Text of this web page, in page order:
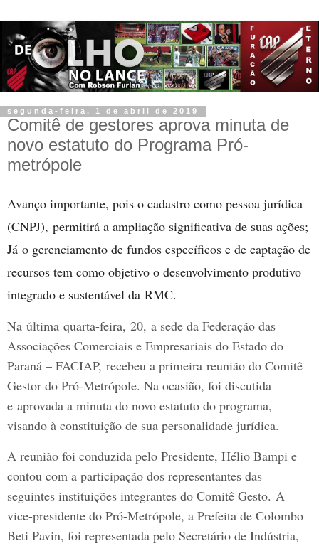
segunda-feira, 1 de abril de 2019
Comitê de gestores aprova minuta de
novo estatuto do Programa Pró-
metrópole
Avanço importante, pois o cadastro como pessoa jurídica
(CNPJ), permitirá a ampliação significativa de suas ações;
Já o gerenciamento de fundos específicos e de captação de
recursos tem como objetivo o desenvolvimento produtivo
integrado e sustentável da RMC.
Na última quarta-feira, 20, a sede da Federação das
Associações Comerciais e Empresariais do Estado do
Paraná – FACIAP, recebeu a primeira reunião do Comitê
Gestor do Pró-Metrópole. Na ocasião, foi discutida
e aprovada a minuta do novo estatuto do programa,
visando à constituição de sua personalidade jurídica.
A reunião foi conduzida pelo Presidente, Hélio Bampi e
contou com a participação dos representantes das
seguintes instituições integrantes do Comitê Gesto. A
vice-presidente do Pró-Metrópole, a Prefeita de Colombo
Beti Pavin, foi representada pelo Secretário de Indústria,